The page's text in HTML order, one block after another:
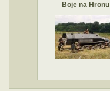
Boje na Hronu